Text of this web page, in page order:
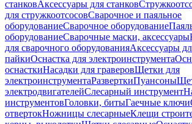
станковАксессуары для станков
для стружкоотсосовСварочное и паяльное
оборудованиеСварочное оборудование
оборудованиеСварочные маски, аксессуары
для сварочного оборудованияАксессуары
пайкиОснастка для электроинструмента
оснасткиНасадки для граверовЩетки для
электроинструментаРазверткиПуансоны
электродвигателейСлесарный инструмент
инструментовГоловки, битыГаечные ключи
отвертокНожницы слесарныеКлещи